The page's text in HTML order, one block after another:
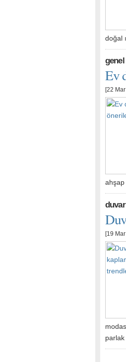
doğal
genel
Ev
[22
ahşap
duvar
[19